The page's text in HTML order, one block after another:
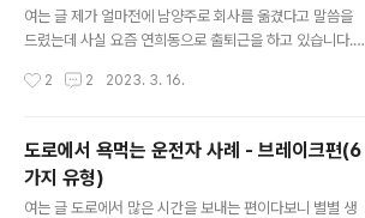
실내등 켜진 차에 전화는 왜? 예전에는 실내등을 켜놓은 채
주차를 해둔 차량이 있으면 전화를 해주곤 했습니다. 이유
근할 때 불편할 수 있으니 미리 알려주는 것이죠. 뭐 지금도
여는 글 제가 얼마전에 남양주로 회사를 옮겼다고 말씀을
드렸는데 사실 요즘 연희동으로 출퇴근을 하고 있습니다.
이지요. 그런데 서울 연희동을 아시는 분들이라면 가장 먼
저와 회사 대표님이 함께 연희동으로 당분간 가게 되었고
둘 다 운전을 하는 사람들인지라 자연스럽게 주차공간부터
찾아봤지만 없어도 정말 없더군요. 비용을 충분히 지불할
의사가 있었음에도 불구하고 제가 갈 곳 주변에는 정말이
2 2 2023. 3. 16.
도로에서 욕먹는 운전자 사례 - 브레이크편(6
가지 유형)
여는 글 도로에서 많은 시간을 보내는 편이다보니 별별 생